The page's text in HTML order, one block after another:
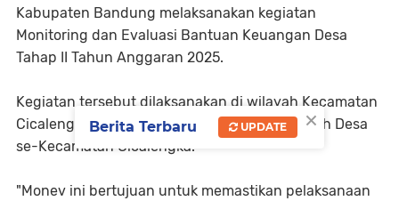
Kabupaten Bandung melaksanakan kegiatan
Monitoring dan Evaluasi Bantuan Keuangan Desa
Tahap II Tahun Anggaran 2025.
Kegiatan tersebut dilaksanakan di wilayah Kecamatan
Cicalengka dan diikuti oleh seluruh Pemerintah Desa
se-Kecamatan Cicalengka.
"Monev ini bertujuan untuk memastikan pelaksanaan
×
Berita Terbaru UPDATE